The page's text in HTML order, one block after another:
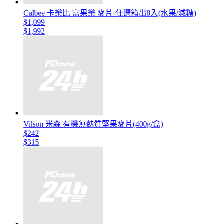
Calbee 卡樂比 富果樂 麥片-任選箱出8入(水果/減糖)
$1,099
$1,992
Vilson 米森 有機無麩質堅果麥片(400g/盒)
$242
$315